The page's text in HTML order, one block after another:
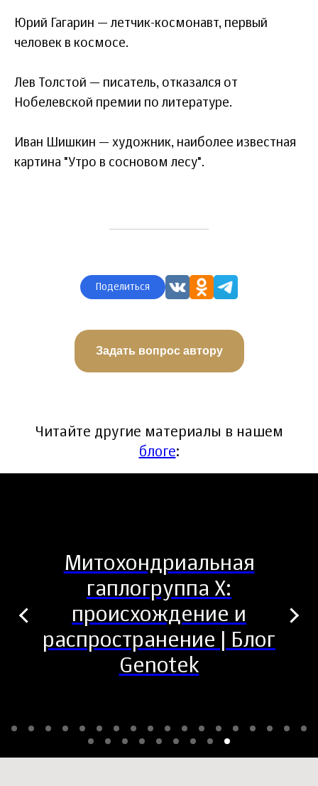
Юрий Гагарин — летчик-космонавт, первый
человек в космосе.
Лев Толстой — писатель, отказался от
Нобелевской премии по литературе.
Иван Шишкин — художник, наиболее известная
картина "Утро в сосновом лесу".
подойдет
Происхождение, здоровье, эффективность
Поделиться
Задать вопрос автору
Читайте другие материалы в нашем
блоге:
Митохондриальная
гаплогруппа X:
происхождение и
распространение | Блог
Genotek